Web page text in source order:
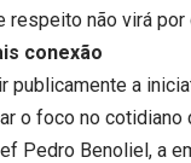
não virá
conexão
publicamente a
o foco no cotidiano
Pedro Benoliel, a